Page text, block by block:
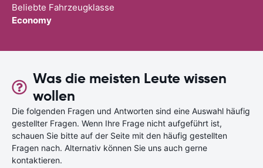
Beliebte Fahrzeugklasse
Economy
Was die meisten Leute wissen
wollen
Die folgenden Fragen und Antworten sind eine Auswahl häufig
gestellter Fragen. Wenn Ihre Frage nicht aufgeführt ist,
schauen Sie bitte auf der Seite mit den häufig gestellten
Fragen nach. Alternativ können Sie uns auch gerne
kontaktieren.